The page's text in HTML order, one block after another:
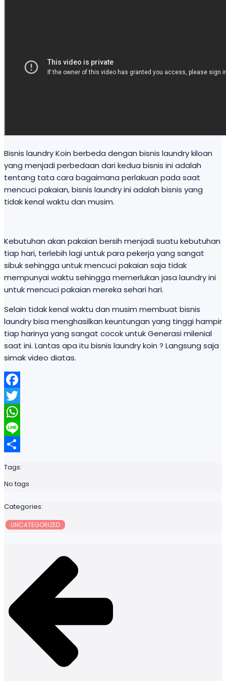
Bisnis laundry Koin berbeda dengan bisnis laundry kiloan
yang menjadi perbedaan dari kedua bisnis ini adalah
tentang tata cara bagaimana perlakuan pada saat
mencuci pakaian, bisnis laundry ini adalah bisnis yang
tidak kenal waktu dan musim.
Kebutuhan akan pakaian bersih menjadi suatu kebutuhan
tiap hari, terlebih lagi untuk para pekerja yang sangat
sibuk sehingga untuk mencuci pakaian saja tidak
mempunyai waktu sehingga memerlukan jasa laundry ini
untuk mencuci pakaian mereka sehari hari.
Selain tidak kenal waktu dan musim membuat bisnis
laundry bisa menghasilkan keuntungan yang tinggi hampir
tiap harinya yang sangat cocok untuk Generasi milenial
saat ini. Lantas apa itu bisnis laundry koin ? Langsung saja
simak video diatas.
Facebook
Twitter
WhatsApp
Line
Tags:
No tags
Categories:
UNCATEGORIZED